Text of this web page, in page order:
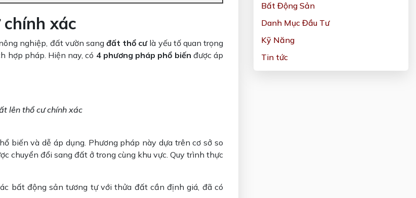
xác
nghiệp, đất vườn sang đất thổ cưlà yếu tố quan trọng
hợp pháp. Hiện nay, có 4 phương pháp phổ biến được áp
lên thổ cư chính xác
biến và dễ áp dụng. Phương pháp này dựa trên cơ sở so
chuyển đổi sang đất ở trong cùng khu vực. Quy trình thực
bất động sản tương tự với thửa đất cần định giá, đã có
Bất Động Sản
Danh Mục Đầu Tư
Kỹ Năng
Tin tức